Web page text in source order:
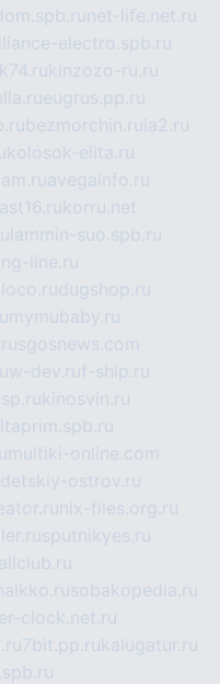
net-life.net.ru
electro.spb.ru
kinzozo-ru.ru
eugrus.pp.ru
bezmorchin.ru ia2.ru
kolosok-elita.ru
avegainfo.ru
korru.net
lammin-suo.spb.ru
line.ru
loco.rudugshop.ru
mymubaby.ru
rusgosnews.com
w-dev.ruf-ship.ru
kinosvin.ru
multiki-online.com
detskiy-ostrov.ru
nix-files.org.ru
sputnikyes.ru
haikko.rusobakopedia.ru
clock.net.ru
7bit.pp.rukalugatur.ru